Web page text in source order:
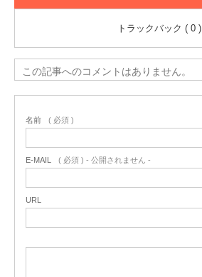
トラックバック ( 0 )
この記事へのコメントはありません。
名前 ( 必須 )
E-MAIL ( 必須 ) - 公開されません -
URL